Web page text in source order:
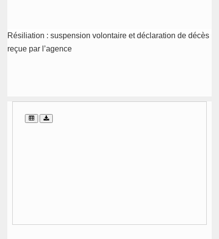
Résiliation : suspension volontaire et déclaration de décès
reçue par l’agence